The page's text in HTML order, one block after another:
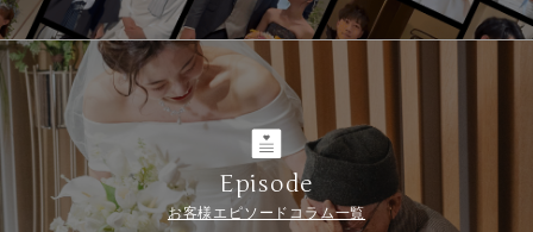
Episode
お客様エピソードコラム一覧